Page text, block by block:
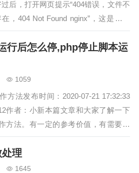
过后，打开网页提示“404错误，文件不
在，404 Not Found nginx”，这是怎么
事呢?重新检查了一下下，所有的步骤
是按照以前的具体步骤操作的，是没有
哪里出错了呢?宝塔404 Not Found 解
行后怎么停,php停止脚本运
1059
方法发布时间：2020-07-21 17:32:33
作者：小新本篇文章和大家了解一下
方法。有一定的参考价值，有需要的
对大家有所帮助。php停止脚本运行
exit。如果exit用…
理
1645